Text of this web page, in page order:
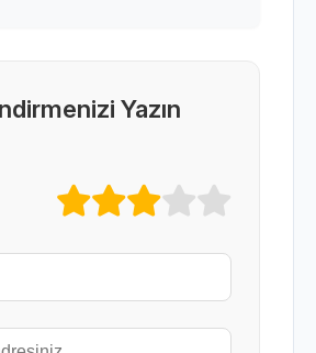
Yazın